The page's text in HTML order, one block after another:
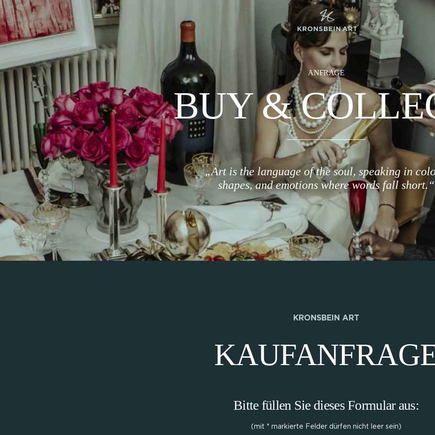
ANFRAGE
BUY &
„Art is the language of the soul, speaking in
shapes, and emotions where words fall short.“
KRONSBEIN ART
Bitte füllen Sie dieses Formular aus:
(mit * markierte Felder dürfen nicht leer sein)